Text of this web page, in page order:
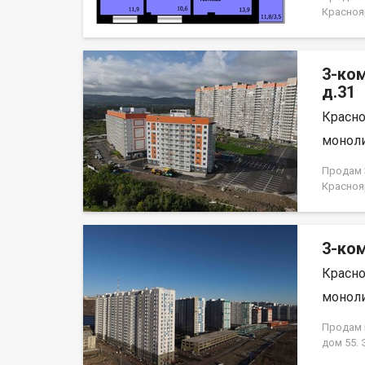
3-
д.31
Продам
3-
Продам
дом 55.